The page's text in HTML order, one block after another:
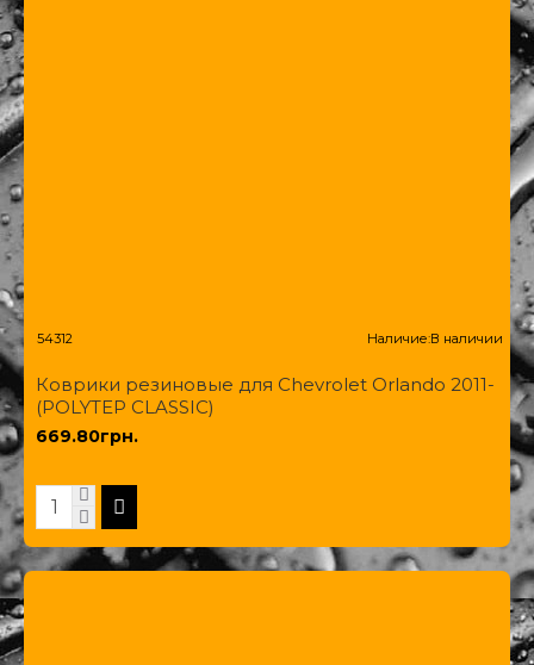
54312 Наличие:В наличии
Коврики резиновые для Chevrolet Orlando 2011-
(POLYTEP CLASSIC)
669.80грн.